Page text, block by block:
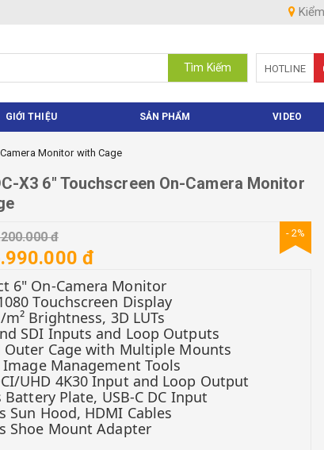
Tìm Kiếm HOTLINE
GIỚI THIỆU SẢN PHẨM VIDEO
Monitor with Cage
X3 6" Touchscreen On-Camera Monitor
đ
đ
- 2%
6" On-Camera Monitor
Touchscreen Display
m² Brightness, 3D LUTs
SDI Inputs and Loop Outputs
Outer Cage with Multiple Mounts
Management Tools
UHD 4K30 Input and Loop Output
Battery Plate, USB-C DC Input
Sun Hood, HDMI Cables
Shoe Mount Adapter